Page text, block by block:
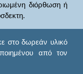
διόρθωση ή
στο δωρεάν υλικό
από τον